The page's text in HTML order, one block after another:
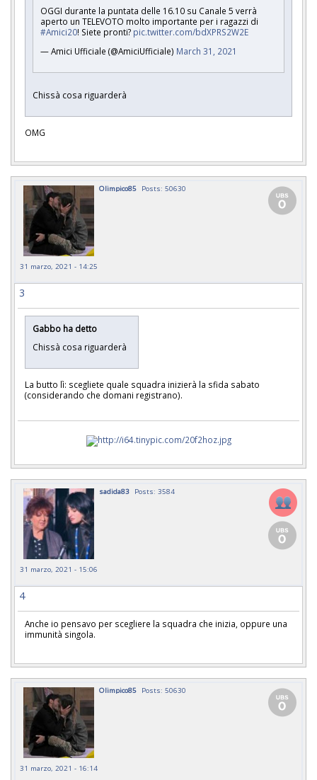
OGGI durante la puntata delle 16.10 su Canale 5 verrà
aperto un TELEVOTO molto importante per i ragazzi di
#Amici20! Siete pronti? pic.twitter.com/bdXPRS2W2E
— Amici Ufficiale (@AmiciUfficiale) March 31, 2021
Chissà cosa riguarderà
OMG
Olimpico85 Posts: 50630
31 marzo, 2021 - 14:25
3
Gabbo ha detto
Chissà cosa riguarderà
La butto lì: scegliete quale squadra inizierà la sfida sabato
(considerando che domani registrano).
sadida83 Posts: 3584
31 marzo, 2021 - 15:06
4
Anche io pensavo per scegliere la squadra che inizia, oppure una
immunità singola.
Olimpico85 Posts: 50630
31 marzo, 2021 - 16:14